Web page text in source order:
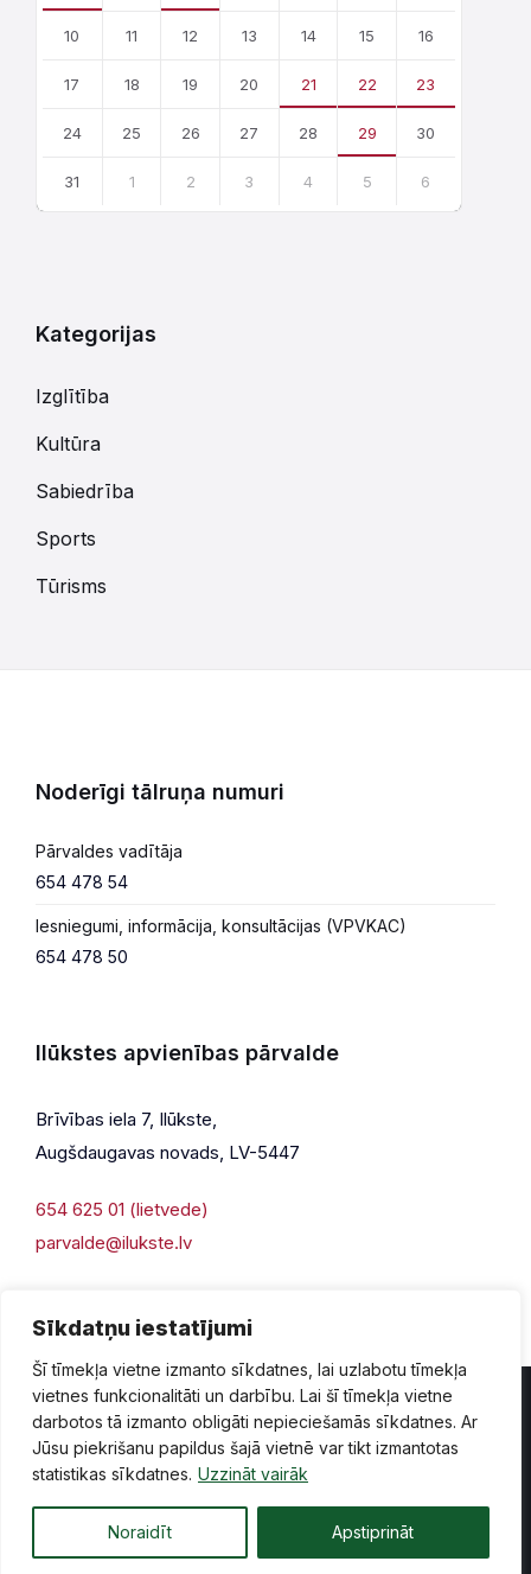
Sīkdatņu iestatījumi
Šī tīmekļa vietne izmanto sīkdatnes, lai uzlabotu tīmekļa
vietnes funkcionalitāti un darbību. Lai šī tīmekļa vietne
darbotos tā izmanto obligāti nepieciešamās sīkdatnes. Ar
Jūsu piekrišanu papildus šajā vietnē var tikt izmantotas
statistikas sīkdatnes. Uzzināt vairāk
Noraidīt Apstiprināt
10 11 12 13 14 15 16
17 18 19 20 21 22 23
24 25 26 27 28 29 30
31 1 2 3 4 5 6
Kategorijas
Izglītība
Kultūra
Sabiedrība
Sports
Tūrisms
Noderīgi tālruņa numuri
Pārvaldes vadītāja
654 478 54
Iesniegumi, informācija, konsultācijas (VPVKAC)
654 478 50
Ilūkstes apvienības pārvalde
Brīvības iela 7, Ilūkste,
Augšdaugavas novads, LV-5447
654 625 01 (lietvede)
parvalde@ilukste.lv
Privātuma politika Piekļūstamība
Lapas karte
© 2026 Ilūkste, publicētā satura visas tiesības aizsargātas.